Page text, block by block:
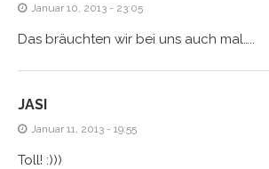
Januar 10, 2013 - 23:05
Das bräuchten wir bei uns auch mal…..
JASI
Januar 11, 2013 - 19:55
Toll! :)))